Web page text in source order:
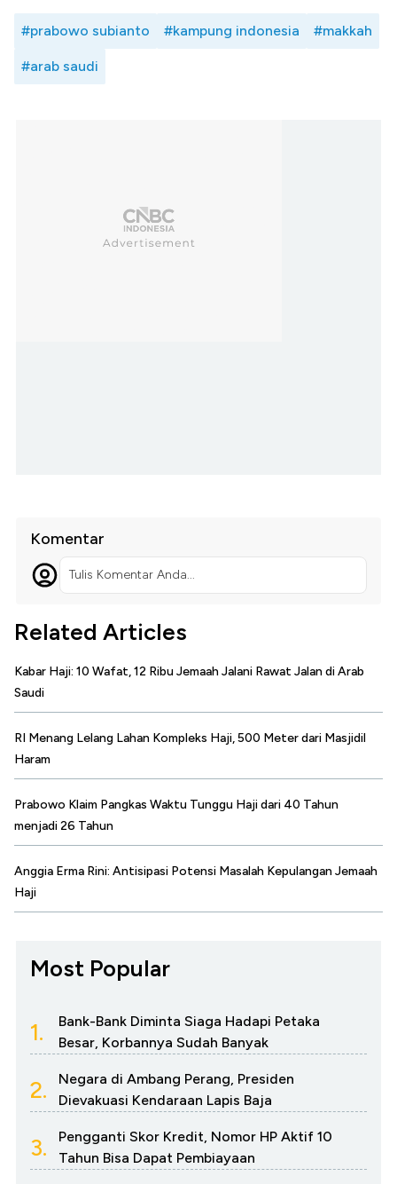
#prabowo subianto #kampung indonesia #makkah
#arab saudi
Komentar
Tulis Komentar Anda...
Related Articles
Kabar Haji: 10 Wafat, 12 Ribu Jemaah Jalani Rawat Jalan di Arab
Saudi
RI Menang Lelang Lahan Kompleks Haji, 500 Meter dari Masjidil
Haram
Prabowo Klaim Pangkas Waktu Tunggu Haji dari 40 Tahun
menjadi 26 Tahun
Anggia Erma Rini: Antisipasi Potensi Masalah Kepulangan Jemaah
Haji
Most Popular
1.
Bank-Bank Diminta Siaga Hadapi Petaka
Besar, Korbannya Sudah Banyak
2.
Negara di Ambang Perang, Presiden
Dievakuasi Kendaraan Lapis Baja
3.
Pengganti Skor Kredit, Nomor HP Aktif 10
Tahun Bisa Dapat Pembiayaan